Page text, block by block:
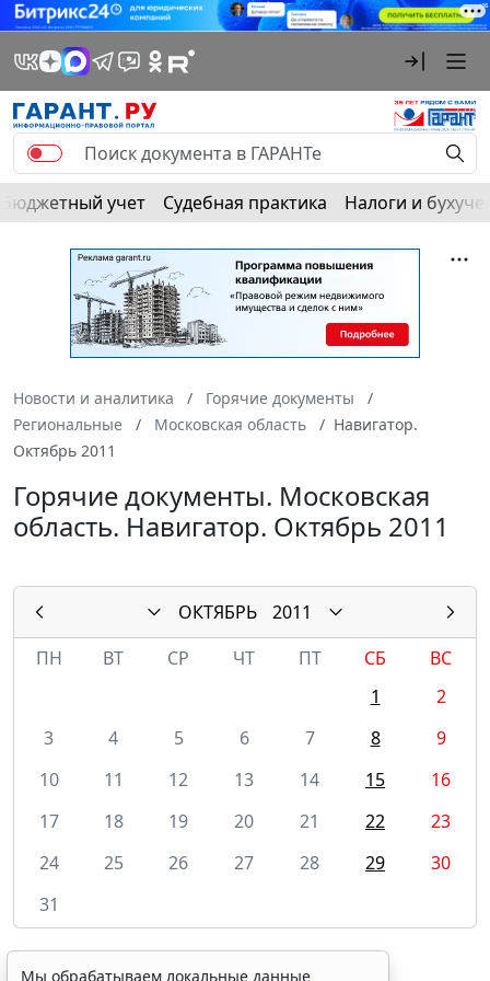
Бюджетный учет Судебная практика Налоги и
Новости и аналитика
Горячие документы
Региональные
Московская область
Навигатор.
Октябрь 2011
Горячие документы. Московская
область. Навигатор. Октябрь 2011
ОКТЯБРЬ
2011
ПН
ВТ СР ЧТ ПТ СБ
ВС
1
2
3
4 5 6 7 8
9
10
11 12 13 14 15
16
17
18 19 20 21 22
23
24
25 26 27 28 29
30
31
Мы обрабатываем локальные данные